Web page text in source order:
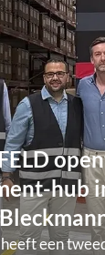
hub
een